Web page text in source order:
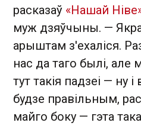
расказаў «Нашай
муж дзяўчыны. —
арыштам з'ехаліся.
нас да таго былі, але
тут такія падзеі — ну
будзе правільным,
майго боку — гэта